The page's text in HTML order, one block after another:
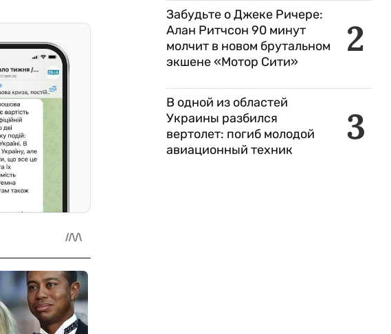
2
Забудьте о Джеке Ричере:
Алан Ритчсон 90 минут
молчит в новом брутальном
экшене «Мотор Сити»
3
В одной из областей
Украины разбился
вертолет: погиб молодой
авиационный техник